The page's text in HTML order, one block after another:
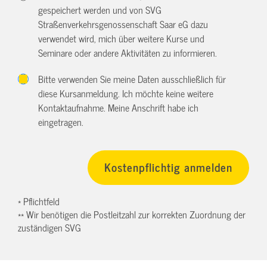
gespeichert werden und von SVG
Straßenverkehrsgenossenschaft Saar eG dazu
verwendet wird, mich über weitere Kurse und
Seminare oder andere Aktivitäten zu informieren.
Bitte verwenden Sie meine Daten ausschließlich für
diese Kursanmeldung. Ich möchte keine weitere
Kontaktaufnahme. Meine Anschrift habe ich
eingetragen.
* Pflichtfeld
** Wir benötigen die Postleitzahl zur korrekten Zuordnung der
zuständigen SVG